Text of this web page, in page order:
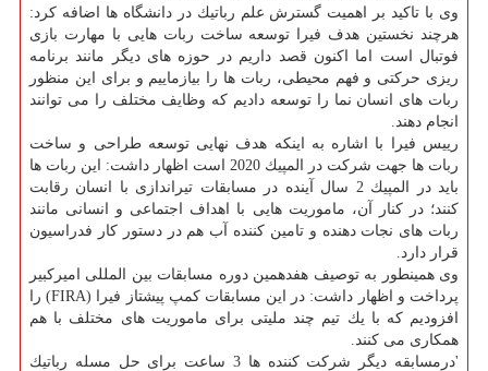
وی با تاكید بر اهمیت گسترش علم رباتیك در دانشگاه ها اضافه كرد:
هرچند نخستین هدف فیرا توسعه ساخت ربات هایی با مهارت بازی
فوتبال است اما اكنون قصد داریم در حوزه های دیگر مانند برنامه
ریزی حركتی و فهم محیطی، ربات ها را بیازماییم و برای این منظور
ربات های انسان نما را توسعه دادیم كه وظایف مختلف را می توانند
انجام دهند.
رییس فیرا با اشاره به اینكه هدف نهایی توسعه طراحی و ساخت
ربات ها جهت شركت در المپیك 2020 است اظهار داشت: این ربات ها
باید در المپیك 2 سال آینده در مسابقات تیراندازی با انسان رقابت
كنند؛ در كنار آن، ماموریت هایی با اهداف اجتماعی و انسانی مانند
ربات های نجات دهنده و تامین كننده آب هم در دستور كار فدراسیون
قرار دارد.
وی همینطور به توصیف هفدهمین دوره مسابقات بین المللی امیركبیر
پرداخت و اظهار داشت: در این مسابقات كمپ پیشتاز فیرا (FIRA) را
افزودیم كه با یك تیم چند ملیتی برای ماموریت های مختلف با هم
همكاری می كنند.
'درمسابقه دیگر شركت كننده ها 3 ساعت برای حل مسله رباتیك